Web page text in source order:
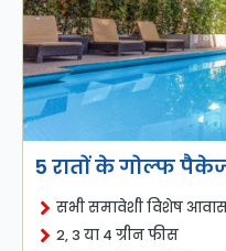
5 रातों के गोल्फ
सभी समावेशी विशेष
2, 3 या 4 ग्रीन फीस